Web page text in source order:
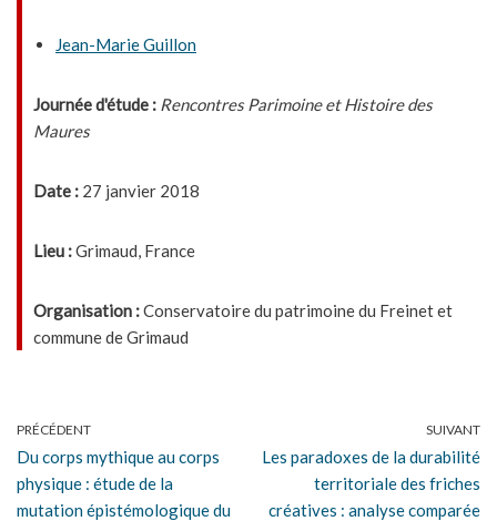
Jean-Marie Guillon
Journée d'étude : Rencontres Parimoine et Histoire des
Maures
Date : 27 janvier 2018
Lieu :Grimaud, France
Organisation :Conservatoire du patrimoine du Freinet et
commune de Grimaud
PRÉCÉDENT
Du corps mythique au corps
physique : étude de la
mutation épistémologique du
SUIVANT
Les paradoxes de la durabilité
territoriale des friches
créatives : analyse comparée